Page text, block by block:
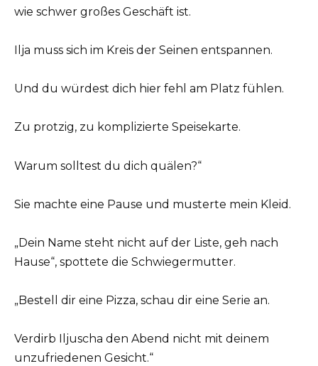
wie schwer großes Geschäft ist.
Ilja muss sich im Kreis der Seinen entspannen.
Und du würdest dich hier fehl am Platz fühlen.
Zu protzig, zu komplizierte Speisekarte.
Warum solltest du dich quälen?“
Sie machte eine Pause und musterte mein Kleid.
„Dein Name steht nicht auf der Liste, geh nach
Hause“, spottete die Schwiegermutter.
„Bestell dir eine Pizza, schau dir eine Serie an.
Verdirb Iljuscha den Abend nicht mit deinem
unzufriedenen Gesicht.“